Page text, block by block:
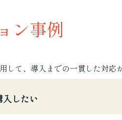
ン事例
て、導入までの一貫した対応
したい